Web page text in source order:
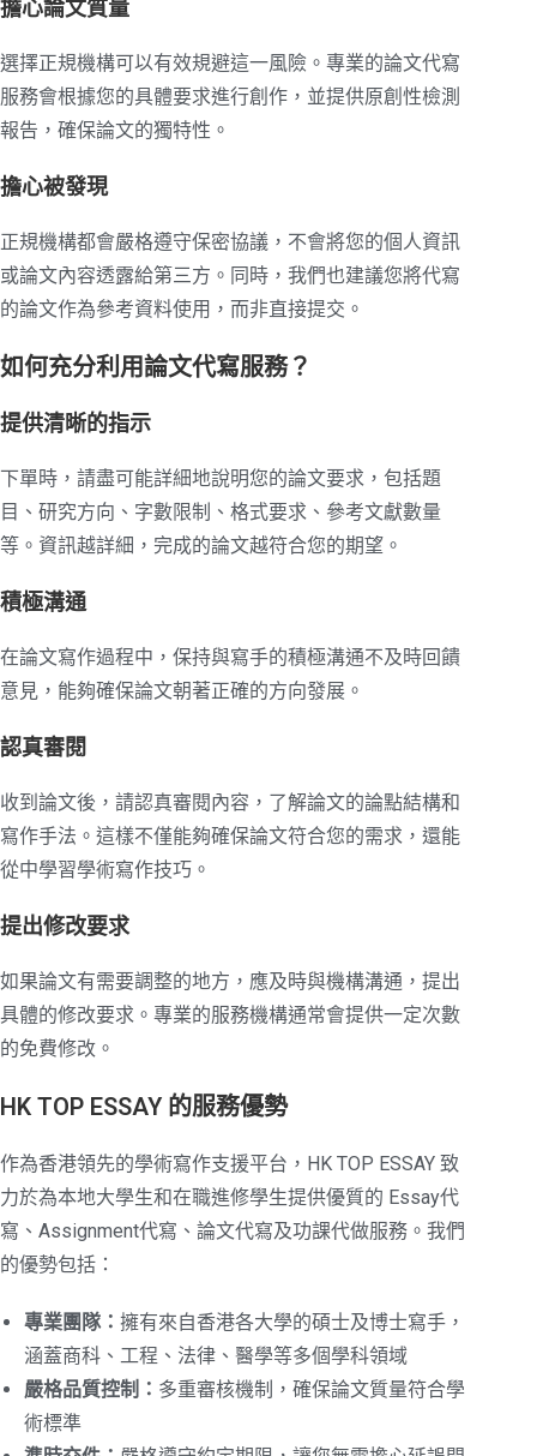
擔心論文質量
選擇正規機構可以有效規避這一風險。專業的論文代寫
服務會根據您的具體要求進行創作，並提供原創性檢測
報告，確保論文的獨特性。
擔心被發現
正規機構都會嚴格遵守保密協議，不會將您的個人資訊
或論文內容透露給第三方。同時，我們也建議您將代寫
的論文作為參考資料使用，而非直接提交。
如何充分利用論文代寫服務？
提供清晰的指示
下單時，請盡可能詳細地說明您的論文要求，包括題
目、研究方向、字數限制、格式要求、參考文獻數量
等。資訊越詳細，完成的論文越符合您的期望。
積極溝通
在論文寫作過程中，保持與寫手的積極溝通不及時回饋
意見，能夠確保論文朝著正確的方向發展。
認真審閱
收到論文後，請認真審閱內容，了解論文的論點結構和
寫作手法。這樣不僅能夠確保論文符合您的需求，還能
從中學習學術寫作技巧。
提出修改要求
如果論文有需要調整的地方，應及時與機構溝通，提出
具體的修改要求。專業的服務機構通常會提供一定次數
的免費修改。
HK TOP ESSAY 的服務優勢
作為香港領先的學術寫作支援平台，HK TOP ESSAY 致
力於為本地大學生和在職進修學生提供優質的 Essay代
寫、Assignment代寫、論文代寫及功課代做服務。我們
的優勢包括：
專業團隊： 擁有來自香港各大學的碩士及博士寫手，
涵蓋商科、工程、法律、醫學等多個學科領域
嚴格品質控制： 多重審核機制，確保論文質量符合學
術標準